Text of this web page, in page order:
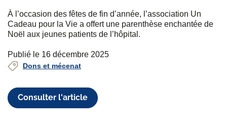
À l’occasion des fêtes de fin d’année, l’association Un
Cadeau pour la Vie a offert une parenthèse enchantée de
Noël aux jeunes patients de l’hôpital.
Publié le 16 décembre 2025
Dons et mécenat
Consulter l'article